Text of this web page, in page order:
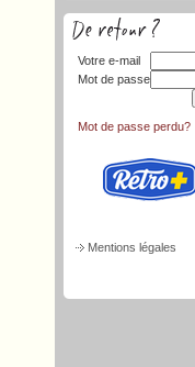
Votre e-mail
Mot de passe
Mot de passe perdu?
Mentions légales